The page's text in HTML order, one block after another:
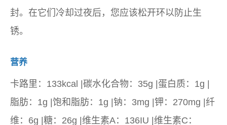
封。在它们冷却过夜后，您应该松开环以防止生
锈。
营养
卡路里：133kcal |碳水化合物：35g |蛋白质：1g |
脂肪：1g |饱和脂肪：1g |钠：3mg |钾：270mg |纤
维：6g |糖：26g |维生素A：136IU |维生素C：